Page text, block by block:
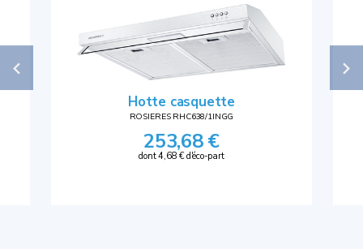
Hotte casquette
ROSIERES RHC638/1INGG
253,68 €
dont 4,68 € d'éco-part